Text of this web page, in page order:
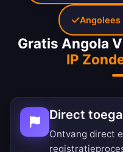
Gratis Angola
IP
Direct
Ontvang direct
Angolees